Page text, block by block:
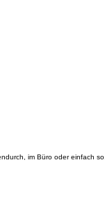
im Büro oder einfach